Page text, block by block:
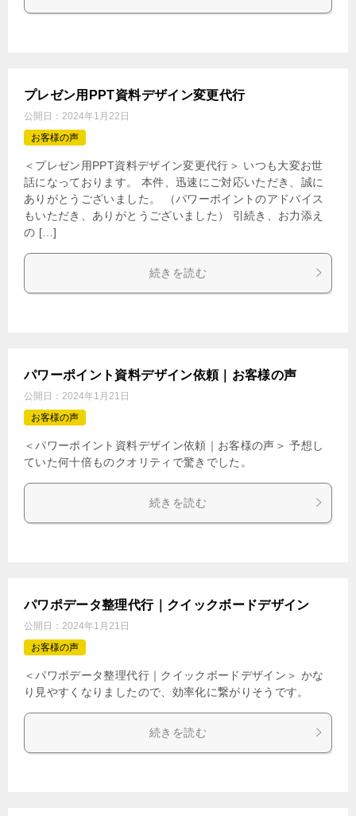
プレゼン用PPT資料デザイン変更代行
公開日： 2024年1月22日
お客様の声
＜プレゼン用PPT資料デザイン変更代行＞ いつも大変お世
話になっております。 本件、迅速にご対応いただき、誠に
ありがとうございました。 （パワーポイントのアドバイス
もいただき、ありがとうございました） 引続き、お力添え
の […]
続きを読む
パワーポイント資料デザイン依頼｜お客様の声
公開日： 2024年1月21日
お客様の声
＜パワーポイント資料デザイン依頼｜お客様の声＞ 予想し
ていた何十倍ものクオリティで驚きでした。
続きを読む
パワポデータ整理代行｜クイックボードデザイン
公開日： 2024年1月21日
お客様の声
＜パワポデータ整理代行｜クイックボードデザイン＞ かな
り見やすくなりましたので、効率化に繋がりそうです。
続きを読む